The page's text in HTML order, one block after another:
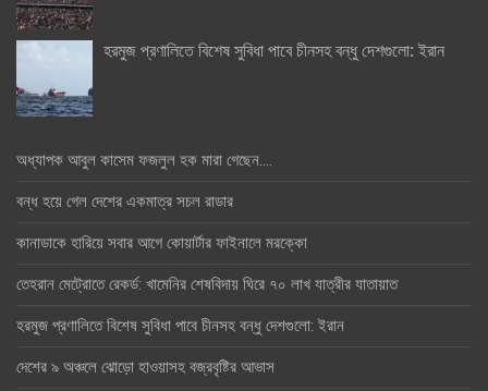
হরমুজ প্রণালিতে বিশেষ সুবিধা পাবে চীনসহ বন্ধু দেশগুলো: ইরান
অধ্যাপক আবুল কাসেম ফজলুল হক মারা গেছেন….
বন্ধ হয়ে গেল দেশের একমাত্র সচল রাডার
কানাডাকে হারিয়ে সবার আগে কোয়ার্টার ফাইনালে মরক্কো
তেহরান মেট্রোতে রেকর্ড: খামেনির শেষবিদায় ঘিরে ৭০ লাখ যাত্রীর যাতায়াত
হরমুজ প্রণালিতে বিশেষ সুবিধা পাবে চীনসহ বন্ধু দেশগুলো: ইরান
দেশের ৯ অঞ্চলে ঝোড়ো হাওয়াসহ বজ্রবৃষ্টির আভাস